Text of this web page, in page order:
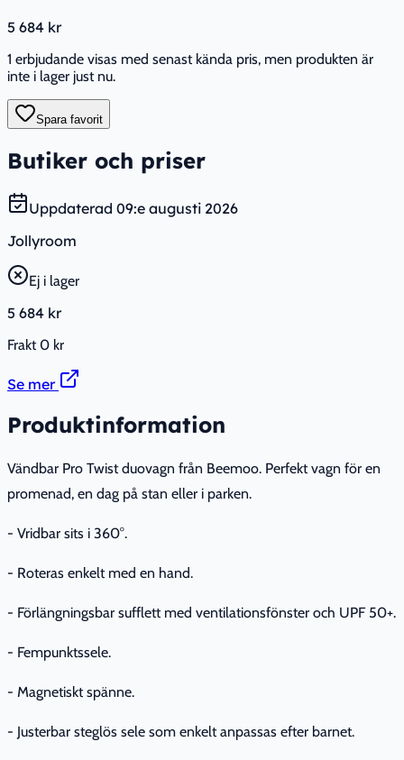
5 684 kr
1 erbjudande visas med senast kända pris, men produkten är
inte i lager just nu.
Spara favorit
Butiker och priser
Uppdaterad 09:e augusti 2026
Jollyroom
Ej i lager
5 684 kr
Frakt0 kr
Se mer
Produktinformation
Vändbar Pro Twist duovagn från Beemoo. Perfekt vagn för en
promenad, en dag på stan eller i parken.
- Vridbar sits i 360°.
- Roteras enkelt med en hand.
- Förlängningsbar sufflett med ventilationsfönster och UPF 50+.
- Fempunktssele.
- Magnetiskt spänne.
- Justerbar steglös sele som enkelt anpassas efter barnet.